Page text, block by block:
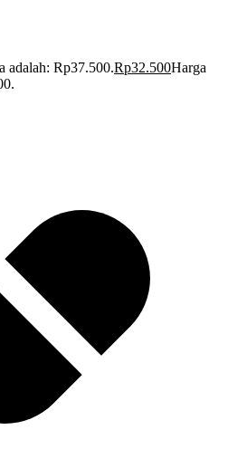
adalah: Rp37.500.Rp32.500Harga